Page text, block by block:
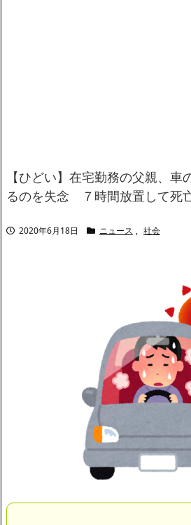
1％は絶対お母さんが好きです」って言わ
【幽霊否定派、完全論破】幽霊がいな
石を木刀で叩き割れるよな？ｗｗｗｗｗ
んてないよー」父「全部なくなったの！
【動画】ピザを食う松本まりかさん、
【画像】身長155cm・体重36kg・ウ
少女がAVデビュ－ｗwwww
【画像】彼女「ねー、今日のデートこ
広末涼子さん、正気に戻ってしまい絶
ャリアがすべて終わった」
【配信者】「金バエ」のSNS更新が1
飛び交う。1週間ぶりの投稿でも一人称
なっており、本人ではないとの憶測が広が
かつてはSONYのパソコンだった「
買収されてしまう
ハードオフに売っていた4万4000円の
ｗｗｗｗｗ「こんな高いの？ｗｗ」「逆
【閲覧注意】俺が近くにいると機械が
たけど子無しの原因は親の教えのせいかも
【ひどい】在宅勤務の父親、車
るのを失念 ７時間放置して死
2020年6月18日 ニュース , 社会